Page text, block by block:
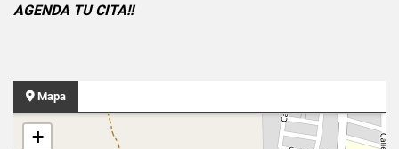
AGENDA TU CITA!!
Mapa
+